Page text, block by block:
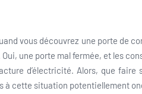
vous découvrez une porte de
une porte mal fermée, et les
d’électricité. Alors, que faire
à cette situation potentiellement